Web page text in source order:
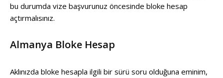
bu durumda vize başvurunuz öncesinde bloke hesap
açtırmalısınız.
Almanya Bloke Hesap
Aklınızda bloke hesapla ilgili bir sürü soru olduğuna eminim,